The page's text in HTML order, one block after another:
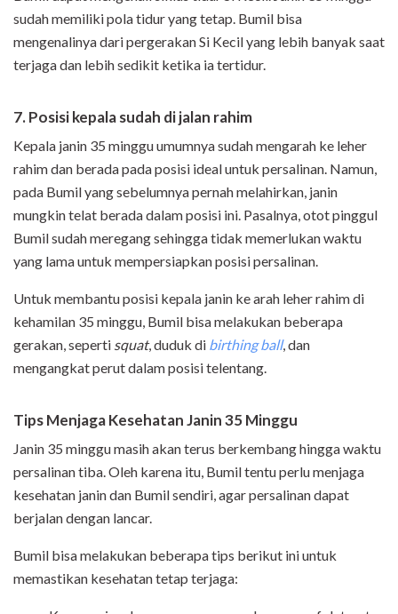
sudah memiliki pola tidur yang tetap. Bumil bisa
mengenalinya dari pergerakan Si Kecil yang lebih banyak saat
terjaga dan lebih sedikit ketika ia tertidur.
7. Posisi kepala sudah di jalan rahim
Kepala janin 35 minggu umumnya sudah mengarah ke leher
rahim dan berada pada posisi ideal untuk persalinan. Namun,
pada Bumil yang sebelumnya pernah melahirkan, janin
mungkin telat berada dalam posisi ini. Pasalnya, otot pinggul
Bumil sudah meregang sehingga tidak memerlukan waktu
yang lama untuk mempersiapkan posisi persalinan.
Untuk membantu posisi kepala janin ke arah leher rahim di
kehamilan 35 minggu, Bumil bisa melakukan beberapa
gerakan, seperti squat, duduk di birthing ball, dan
mengangkat perut dalam posisi telentang.
Tips Menjaga Kesehatan Janin 35 Minggu
Janin 35 minggu masih akan terus berkembang hingga waktu
persalinan tiba. Oleh karena itu, Bumil tentu perlu menjaga
kesehatan janin dan Bumil sendiri, agar persalinan dapat
berjalan dengan lancar.
Bumil bisa melakukan beberapa tips berikut ini untuk
memastikan kesehatan tetap terjaga: